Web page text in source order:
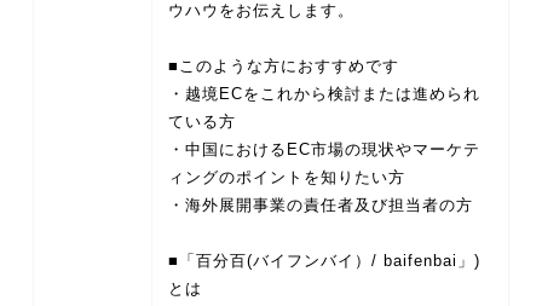
ウハウをお伝えします。
■このような方におすすめです
・越境ECをこれから検討または進められ
ている方
・中国におけるEC市場の現状やマーケテ
ィングのポイントを知りたい方
・海外展開事業の責任者及び担当者の方
■「百分百(バイフンバイ）/ baifenbai」)
とは